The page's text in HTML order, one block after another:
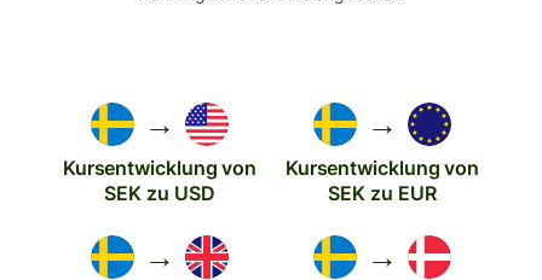
→
Kursentwicklung von
SEK zu USD
→
Kursentwicklung von
SEK zu EUR
→ →